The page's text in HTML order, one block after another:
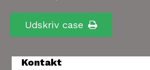
Udskriv case
Kontakt